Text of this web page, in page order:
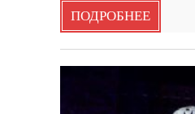
ПОДРОБНЕЕ